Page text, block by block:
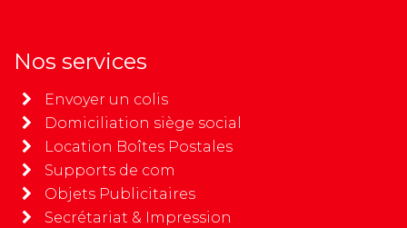
Nos services
Envoyer un colis
Domiciliation siège social
Location Boîtes Postales
Supports de com
Objets Publicitaires
Secrétariat & Impression